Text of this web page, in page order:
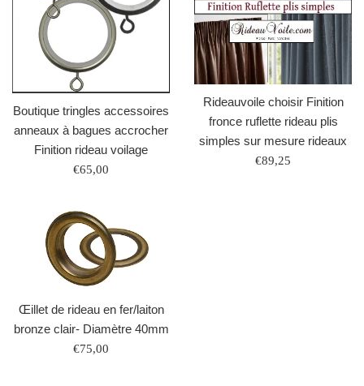
Boutique tringles accessoires
anneaux à bagues accrocher
Finition rideau voilage
Prix
€65,00
Rideauvoile choisir Finition
fronce ruflette rideau plis
simples sur mesure rideaux
Prix
€89,25
Œillet de rideau en fer/laiton
bronze clair- Diamètre 40mm
Prix
€75,00